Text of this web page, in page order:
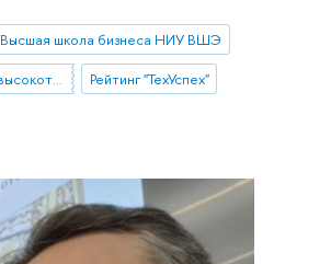
Высшая школа бизнеса НИУ ВШЭ
Проект «Поддержка частных высокотехнологических компаний-лидеров»
Рейтинг "ТехУспех"